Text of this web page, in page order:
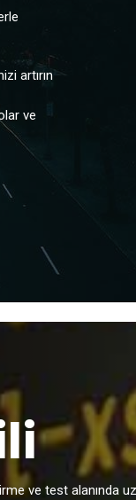
artırın
ve
ve test alanında